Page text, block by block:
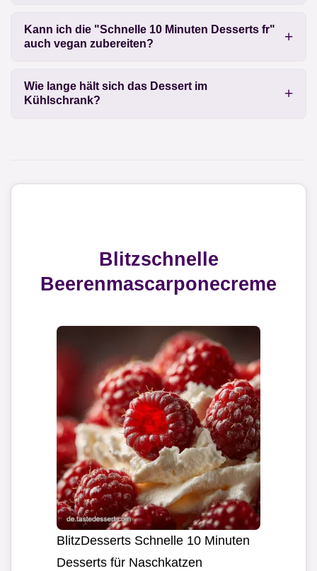
Kann ich die "Schnelle 10 Minuten Desserts fr"
auch vegan zubereiten?
Wie lange hält sich das Dessert im
Kühlschrank?
Blitzschnelle
Beerenmascarponecreme
BlitzDesserts Schnelle 10 Minuten
Desserts für Naschkatzen